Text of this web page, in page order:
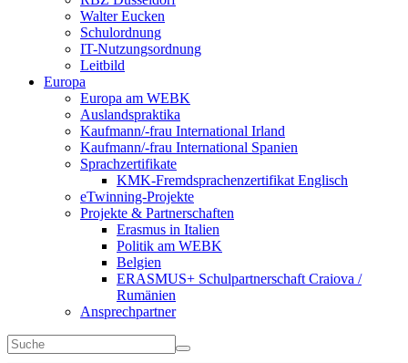
Walter Eucken
Schulordnung
IT-Nutzungsordnung
Leitbild
Europa
Europa am WEBK
Auslandspraktika
Kaufmann/-frau International Irland
Kaufmann/-frau International Spanien
Sprachzertifikate
KMK-Fremdsprachenzertifikat Englisch
eTwinning-Projekte
Projekte & Partnerschaften
Erasmus in Italien
Politik am WEBK
Belgien
ERASMUS+ Schulpartnerschaft Craiova /
Rumänien
Ansprechpartner